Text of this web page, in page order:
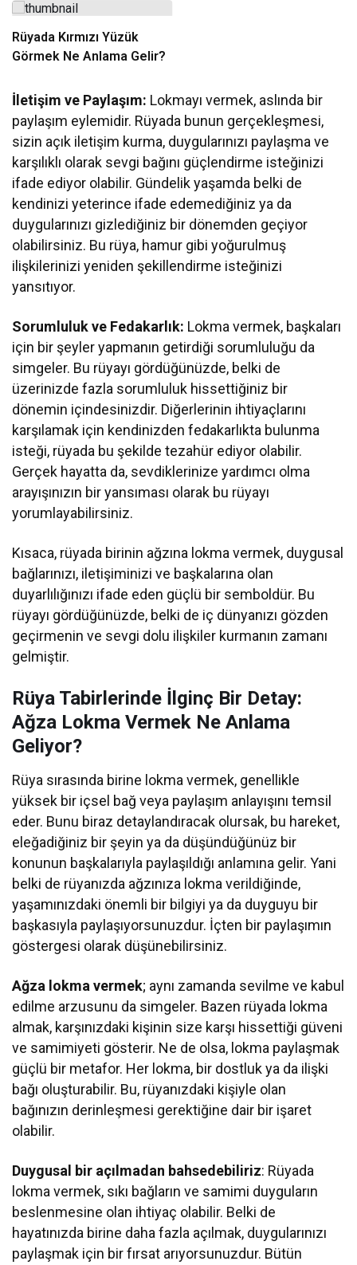
Rüyada Kırmızı Yüzük
Görmek Ne Anlama Gelir?
İletişim ve Paylaşım: Lokmayı vermek, aslında bir
paylaşım eylemidir. Rüyada bunun gerçekleşmesi,
sizin açık iletişim kurma, duygularınızı paylaşma ve
karşılıklı olarak sevgi bağını güçlendirme isteğinizi
ifade ediyor olabilir. Gündelik yaşamda belki de
kendinizi yeterince ifade edemediğiniz ya da
duygularınızı gizlediğiniz bir dönemden geçiyor
olabilirsiniz. Bu rüya, hamur gibi yoğurulmuş
ilişkilerinizi yeniden şekillendirme isteğinizi
yansıtıyor.
Sorumluluk ve Fedakarlık: Lokma vermek, başkaları
için bir şeyler yapmanın getirdiği sorumluluğu da
simgeler. Bu rüyayı gördüğünüzde, belki de
üzerinizde fazla sorumluluk hissettiğiniz bir
dönemin içindesinizdir. Diğerlerinin ihtiyaçlarını
karşılamak için kendinizden fedakarlıkta bulunma
isteği, rüyada bu şekilde tezahür ediyor olabilir.
Gerçek hayatta da, sevdiklerinize yardımcı olma
arayışınızın bir yansıması olarak bu rüyayı
yorumlayabilirsiniz.
Kısaca, rüyada birinin ağzına lokma vermek, duygusal
bağlarınızı, iletişiminizi ve başkalarına olan
duyarlılığınızı ifade eden güçlü bir semboldür. Bu
rüyayı gördüğünüzde, belki de iç dünyanızı gözden
geçirmenin ve sevgi dolu ilişkiler kurmanın zamanı
gelmiştir.
Rüya Tabirlerinde İlginç Bir Detay:
Ağza Lokma Vermek Ne Anlama
Geliyor?
Rüya sırasında birine lokma vermek, genellikle
yüksek bir içsel bağ veya paylaşım anlayışını temsil
eder. Bunu biraz detaylandıracak olursak, bu hareket,
eleğadiğiniz bir şeyin ya da düşündüğünüz bir
konunun başkalarıyla paylaşıldığı anlamına gelir. Yani
belki de rüyanızda ağzınıza lokma verildiğinde,
yaşamınızdaki önemli bir bilgiyi ya da duyguyu bir
başkasıyla paylaşıyorsunuzdur. İçten bir paylaşımın
göstergesi olarak düşünebilirsiniz.
Ağza lokma vermek; aynı zamanda sevilme ve kabul
edilme arzusunu da simgeler. Bazen rüyada lokma
almak, karşınızdaki kişinin size karşı hissettiği güveni
ve samimiyeti gösterir. Ne de olsa, lokma paylaşmak
güçlü bir metafor. Her lokma, bir dostluk ya da ilişki
bağı oluşturabilir. Bu, rüyanızdaki kişiyle olan
bağınızın derinleşmesi gerektiğine dair bir işaret
olabilir.
Duygusal bir açılmadan bahsedebiliriz: Rüyada
lokma vermek, sıkı bağların ve samimi duyguların
beslenmesine olan ihtiyaç olabilir. Belki de
hayatınızda birine daha fazla açılmak, duygularınızı
paylaşmak için bir fırsat arıyorsunuzdur. Bütün